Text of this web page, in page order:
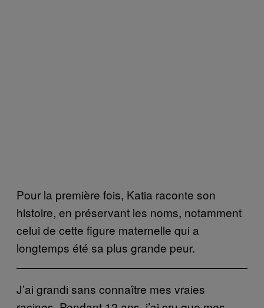
Pour la première fois, Katia raconte son
histoire, en préservant les noms, notamment
celui de cette figure maternelle qui a
longtemps été sa plus grande peur.
J’ai grandi sans connaître mes vraies